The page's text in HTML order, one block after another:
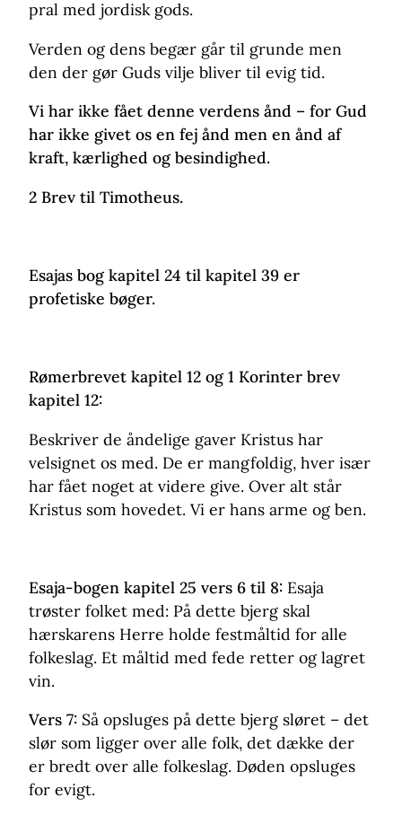
pral med jordisk gods.
Verden og dens begær går til grunde men
den der gør Guds vilje bliver til evig tid.
Vi har ikke fået denne verdens ånd – for Gud
har ikke givet os en fej ånd men en ånd af
kraft, kærlighed og besindighed.
2 Brev til Timotheus.
Esajas bog kapitel 24 til kapitel 39 er
profetiske bøger.
Rømerbrevet kapitel 12 og 1 Korinter brev
kapitel 12:
Beskriver de åndelige gaver Kristus har
velsignet os med. De er mangfoldig, hver især
har fået noget at videre give. Over alt står
Kristus som hovedet. Vi er hans arme og ben.
Esaja-bogen kapitel 25 vers 6 til 8: Esaja
trøster folket med: På dette bjerg skal
hærskarens Herre holde festmåltid for alle
folkeslag. Et måltid med fede retter og lagret
vin.
Vers 7: Så opsluges på dette bjerg sløret – det
slør som ligger over alle folk, det dække der
er bredt over alle folkeslag. Døden opsluges
for evigt.